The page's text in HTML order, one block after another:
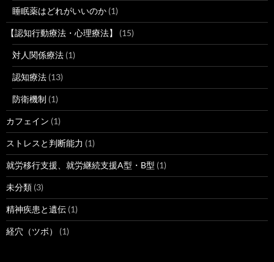
睡眠薬はどれがいいのか (1)
【認知行動療法・心理療法】 (15)
対人関係療法 (1)
認知療法 (13)
防衛機制 (1)
カフェイン (1)
ストレスと判断能力 (1)
就労移行支援、就労継続支援A型・B型 (1)
未分類 (3)
精神疾患と遺伝 (1)
経穴（ツボ） (1)